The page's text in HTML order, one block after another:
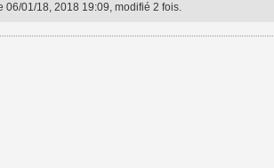
06/01/18, 2018 19:09, modifié 2 fois.